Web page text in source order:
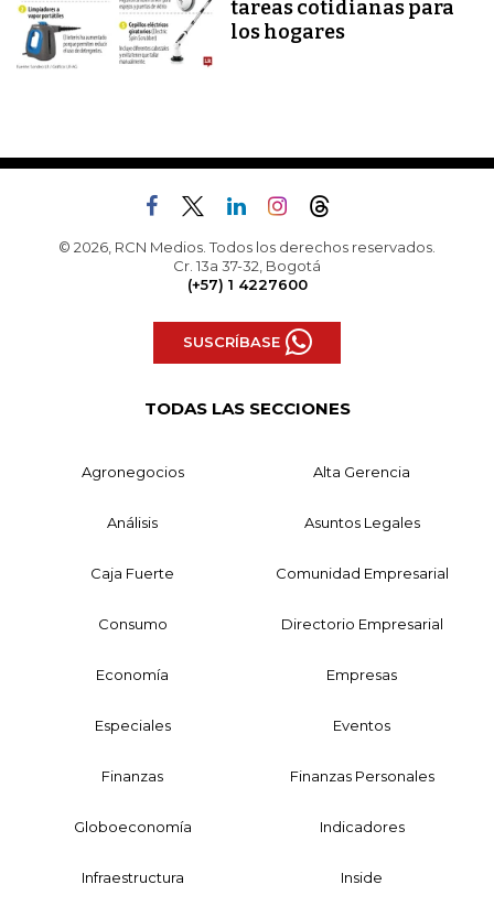
tareas cotidianas para
los hogares
© 2026, RCN Medios. Todos los derechos reservados.
Cr. 13a 37-32, Bogotá
(+57) 1 4227600
SUSCRÍBASE
TODAS LAS SECCIONES
Agronegocios Alta Gerencia
Análisis Asuntos Legales
Caja Fuerte Comunidad Empresarial
Consumo Directorio Empresarial
Economía Empresas
Especiales Eventos
Finanzas Finanzas Personales
Globoeconomía Indicadores
Infraestructura Inside